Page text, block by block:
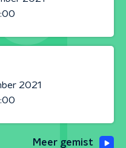
2021
Meer gemist